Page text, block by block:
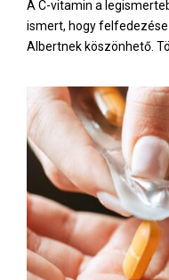
A C-vitamin a
ismert, hogy
Albertnek köszönhető.